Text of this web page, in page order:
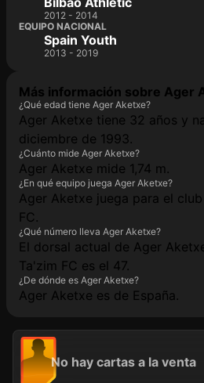
2012 - 2014
EQUIPO NACIONAL
Spain Youth
2013 - 2019
Más información sobre Ager
¿Qué edad tiene Ager Aketxe?
Ager Aketxe tiene 32 años y
diciembre de 1993.
¿Cuánto mide Ager Aketxe?
Ager Aketxe mide 1,74 m.
¿En qué equipo juega Ager Aketxe?
Ager Aketxe juega para el
FC.
¿Qué número lleva Ager Aketxe?
El dorsal actual de Ager
Ta'zim FC es el 47.
¿De dónde es Ager Aketxe?
Ager Aketxe es de España.
No hay cartas a la venta